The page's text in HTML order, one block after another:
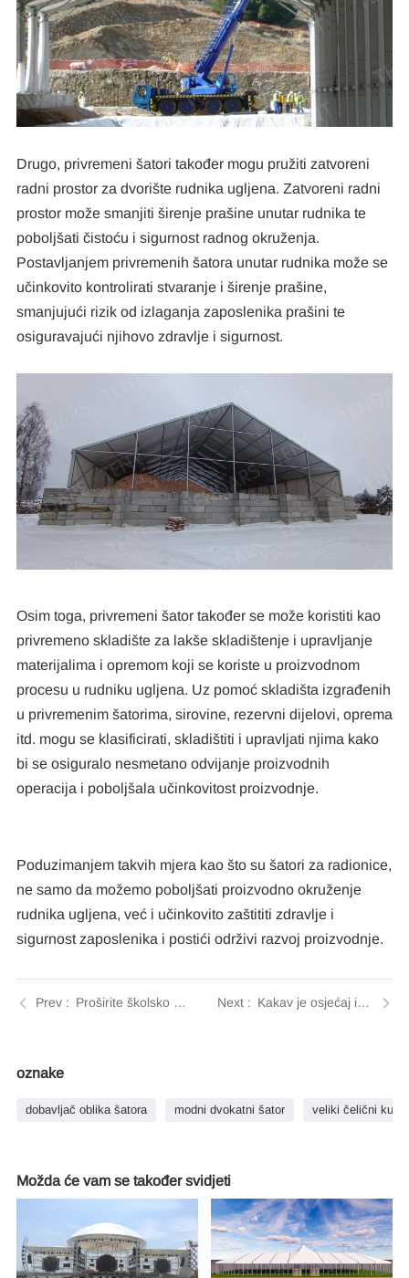
Drugo, privremeni šatori također mogu pružiti zatvoreni
radni prostor za dvorište rudnika ugljena. Zatvoreni radni
prostor može smanjiti širenje prašine unutar rudnika te
poboljšati čistoću i sigurnost radnog okruženja.
Postavljanjem privremenih šatora unutar rudnika može se
učinkovito kontrolirati stvaranje i širenje prašine,
smanjujući rizik od izlaganja zaposlenika prašini te
osiguravajući njihovo zdravlje i sigurnost.
Osim toga, privremeni šator također se može koristiti kao
privremeno skladište za lakše skladištenje i upravljanje
materijalima i opremom koji se koriste u proizvodnom
procesu u rudniku ugljena. Uz pomoć skladišta izgrađenih
u privremenim šatorima, sirovine, rezervni dijelovi, oprema
itd. mogu se klasificirati, skladištiti i upravljati njima kako
bi se osiguralo nesmetano odvijanje proizvodnih
operacija i poboljšala učinkovitost proizvodnje.
Poduzimanjem takvih mjera kao što su šatori za radionice,
ne samo da možemo poboljšati proizvodno okruženje
rudnika ugljena, već i učinkovito zaštititi zdravlje i
sigurnost zaposlenika i postići održivi razvoj proizvodnje.
Proširite školsko obrazovanje sa šatorima s aluminijskim okvirom Kakav je osjećaj igrati badminton u sportskom šatoru?
oznake
dobavljač oblika šatora modni dvokatni šator veliki čelični
Možda će vam se također svidjeti